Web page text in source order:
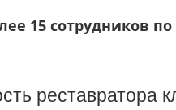
15 сотрудников
реставратора